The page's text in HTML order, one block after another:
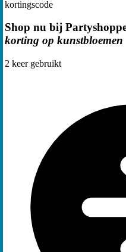
kortingscode
Shop nu bij
korting op kunstbloemen
2 keer gebruikt